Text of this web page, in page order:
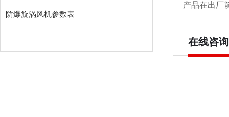
防爆旋涡风机参数表
产品在出厂
在线咨询